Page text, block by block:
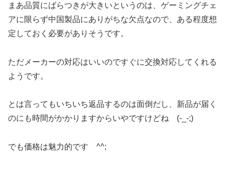
まあ品質にばらつきが大きいというのは、ゲーミングチェ
アに限らず中国製品にありがちな欠点なので、ある程度想
定しておく必要がありそうです。
ただメーカーの対応はいいのですぐに交換対応してくれる
ようです。
とは言ってもいちいち返品するのは面倒だし、新品が届く
のにも時間がかかりますからいやですけどね (-_-;)
でも価格は魅力的です ^^;